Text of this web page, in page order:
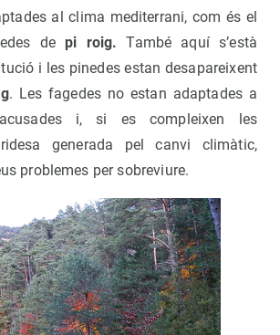
al clima mediterrani, com és el
depi roig.També aquí s’està
i les pinedes estan desapareixent
. Les fagedes no estan adaptades a
i, si es compleixen les
generada pel canvi climàtic,
problemes per sobreviure.